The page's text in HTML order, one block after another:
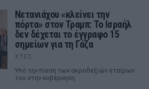
Νετανιάχου «κλείνει την
πόρτα» στον Τραμπ: Το Ισραήλ
δεν δέχεται το έγγραφο 15
σημείων για τη Γάζα
ΧΤΕΣ
Υπό την πίεση των ακροδεξιών εταίρων
του στην κυβέρνηση